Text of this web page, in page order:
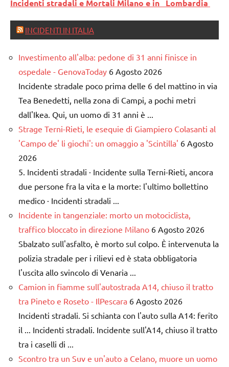
Incidenti stradali e Mortali Milano e in Lombardia
INCIDENTI IN ITALIA
Investimento all'alba: pedone di 31 anni finisce in
ospedale - GenovaToday 6 Agosto 2026
Incidente stradale poco prima delle 6 del mattino in via
Tea Benedetti, nella zona di Campi, a pochi metri
dall'Ikea. Qui, un uomo di 31 anni è ...
Strage Terni-Rieti, le esequie di Giampiero Colasanti al
'Campo de' li giochi': un omaggio a 'Scintilla' 6 Agosto
2026
5. Incidenti stradali · Incidente sulla Terni-Rieti, ancora
due persone fra la vita e la morte: l'ultimo bollettino
medico · Incidenti stradali ...
Incidente in tangenziale: morto un motociclista,
traffico bloccato in direzione Milano 6 Agosto 2026
Sbalzato sull'asfalto, è morto sul colpo. È intervenuta la
polizia stradale per i rilievi ed è stata obbligatoria
l'uscita allo svincolo di Venaria ...
Camion in fiamme sull'autostrada A14, chiuso il tratto
tra Pineto e Roseto - IlPescara 6 Agosto 2026
Incidenti stradali. Si schianta con l'auto sulla A14: ferito
il ... Incidenti stradali. Incidente sull'A14, chiuso il tratto
tra i caselli di ...
Scontro tra un Suv e un'auto a Celano, muore un uomo